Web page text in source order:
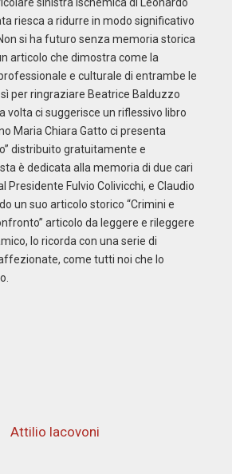
riesca a ridurre in modo significativo
si ha futuro senza memoria storica
articolo che dimostra come la
e culturale di entrambe le
per ringraziare Beatrice Balduzzo
volta ci suggerisce un riflessivo libro
Maria Chiara Gatto ci presenta
distribuito gratuitamente e
è dedicata alla memoria di due cari
Fulvio Colivicchi, e Claudio
un suo articolo storico “Crimini e
articolo da leggere e rileggere
lo ricorda con una serie di
come tutti noi che lo
Attilio Iacovoni